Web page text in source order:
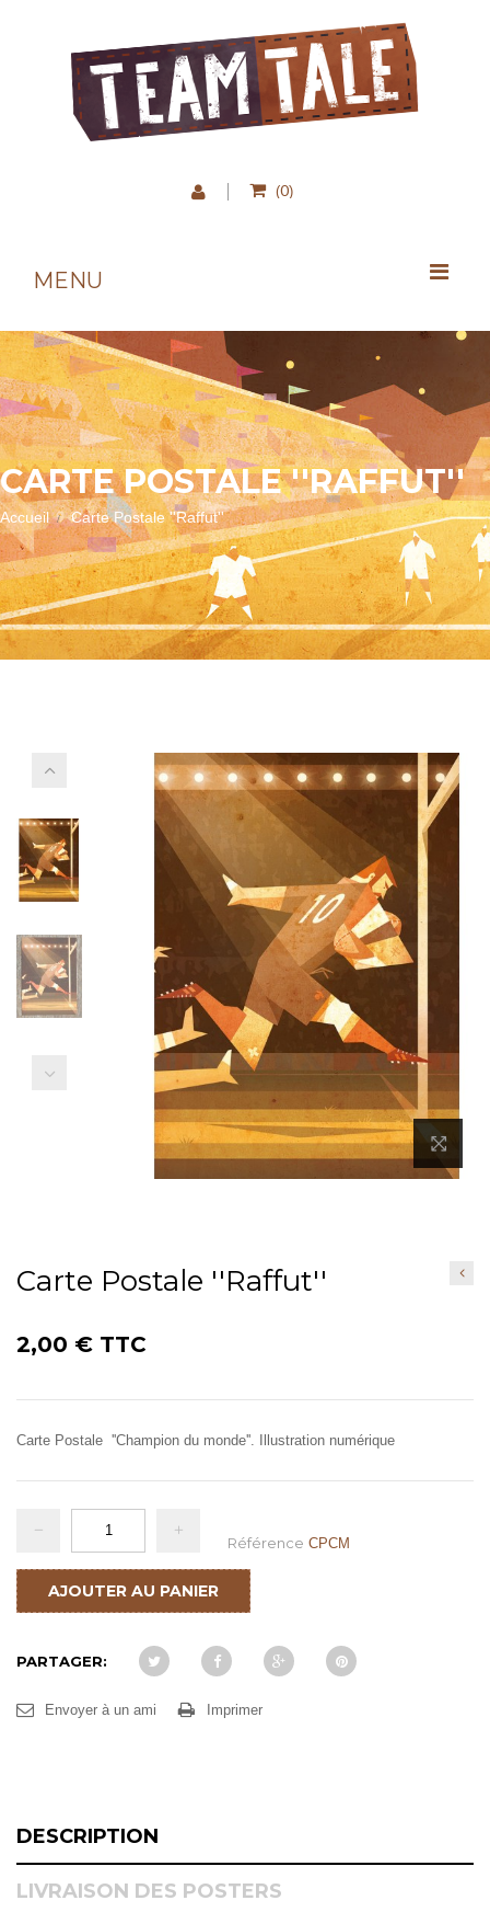
(0)
MENU
CARTE POSTALE ''RAFFUT''
Accueil Carte Postale ''Raffut''
vues
Carte Postale ''Raffut''
2,00 € TTC
Carte Postale ''Champion du monde''. Illustration numérique
AJOUTER AU PANIER
Référence CPCM
PARTAGER:
Envoyer à un ami Imprimer
DESCRIPTION
LIVRAISON DES POSTERS